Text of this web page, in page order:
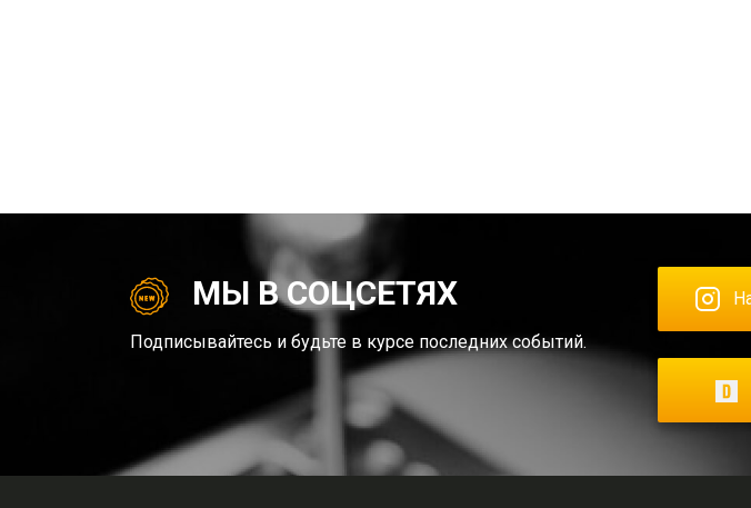
МЫ В СОЦСЕТЯХ
Подписывайтесь и будьте в курсе последних событий.